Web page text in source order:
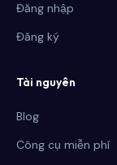
Đăng nhập
Đăng ký
Tài nguyên
Blog
Công cụ miễn phí